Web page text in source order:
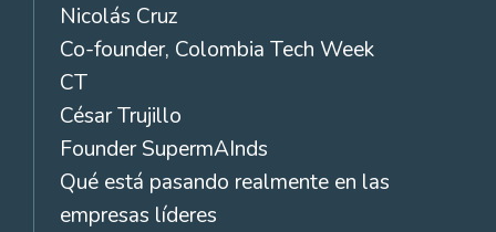
Nicolás Cruz
Co-founder, Colombia Tech Week
CT
César Trujillo
Founder SupermAInds
Qué está pasando realmente en las
empresas líderes